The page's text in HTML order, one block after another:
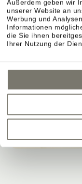
Außerdem geben wir
unserer Website an
Werbung und
Informationen
die Sie ihnen
Ihrer Nutzung der